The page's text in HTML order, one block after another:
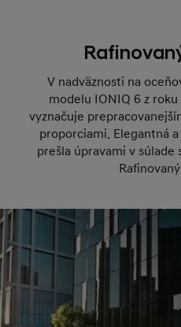
V nadväznosti na
modelu IONIQ 6 z
vyznačuje
proporciami. Elegantná
prešla úpravami v